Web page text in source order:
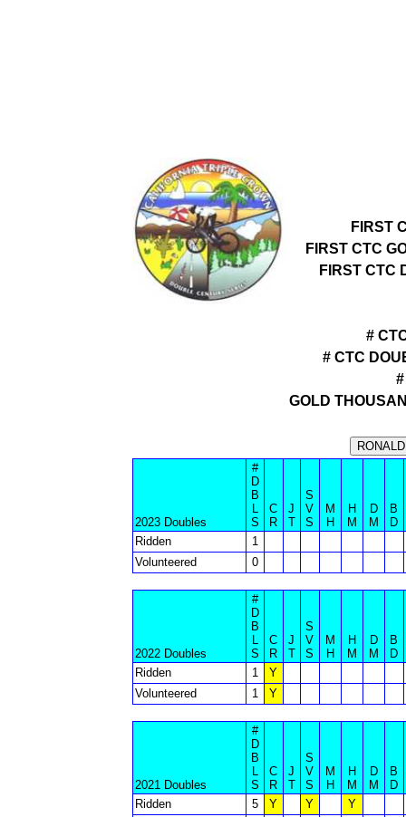
FIRST
FIRST CTC
FIRST CTC
#
# CTC
GOLD
2023 Doubles
#
D
B
L
S
C
R
J
T
S
V
S
M
H
H
M
D
M
B
D
Ridden
1
Volunteered
0
2022 Doubles
#
D
B
L
S
C
R
J
T
S
V
S
M
H
H
M
D
M
B
D
Ridden
1
Y
Volunteered
1 Y
2021 Doubles
#
D
B
L
S
C
R
J
T
S
V
S
M
H
H
M
D
M
B
D
Ridden
5 Y Y
Y